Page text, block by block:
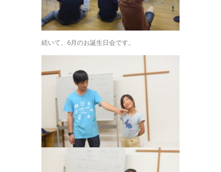
続いて、6月のお誕生日会です。